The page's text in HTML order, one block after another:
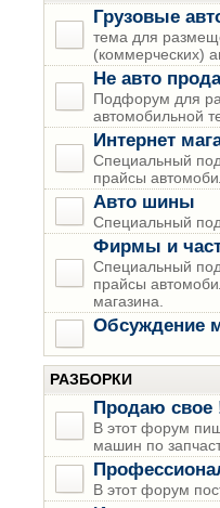
Грузовые
тема для
(коммерческих)
Не авто
Подфорум для
автомобильной
Интернет
Специальный
прайсы
Авто шины
Специальный
Фирмы и
Специальный
прайсы
магазина.
Обсуждение
РАЗБОРКИ
Продаю свое
В этот форум
машин по
В этот форум